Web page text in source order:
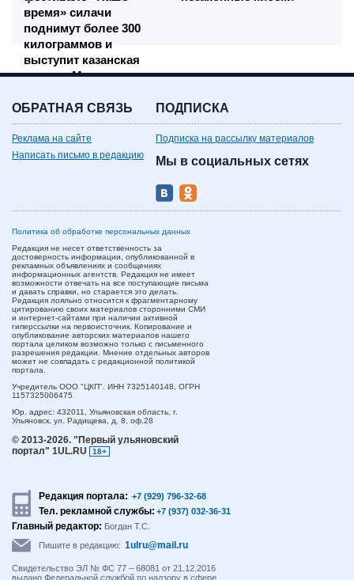
время» силачи
поднимут более 300
килограммов и
выступит казанская
группа «Мураками»
ОБРАТНАЯ СВЯЗЬ
Реклама на сайте
Написать письмо в редакцию
ПОДПИСКА
Подписка на рассылку материалов
Мы в социальных сетях
Политика об обработке персональных данных
Редакция не несет ответственность за
достоверность информации, опубликованной в
рекламных объявлениях и сообщениях
информационных агентств. Редакция не имеет
возможности отвечать на все поступающие письма
и давать справки, но старается это делать.
Редакция лояльно относится к фрагментарному
цитированию своих материалов сторонними СМИ
и интернет-сайтами при наличии активной
гиперссылки на первоисточник. Копирование и
опубликование авторских материалов нашего
портала целиком возможно только с письменного
разрешения редакции. Мнение отдельных авторов
может не совпадать с редакционной политикой
портала.
Учредитель ООО "ЦКП". ИНН 7325140148, ОГРН
1157325006475
Юр. адрес: 432011, Ульяновская область, г.
Ульяновск, ул. Радищева, д. 8, оф.28
© 2013-2026. "Первый ульяновский
портал" 1UL.RU
18+
Редакция портала: +7 (929) 796-32-68
Тел. рекламной службы: +7 (937) 032-36-31
Главный редактор: Богдан Т.С.
Пишите в редакцию: 1ulru@mail.ru
Свидетельство ЭЛ № ФС 77 – 68081 от 21.12.2016
выдано Федеральной службой по надзору в сфере